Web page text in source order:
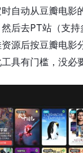
自动从豆瓣电影
后去PT站（支持
源后按豆瓣电影
具有门槛，没必